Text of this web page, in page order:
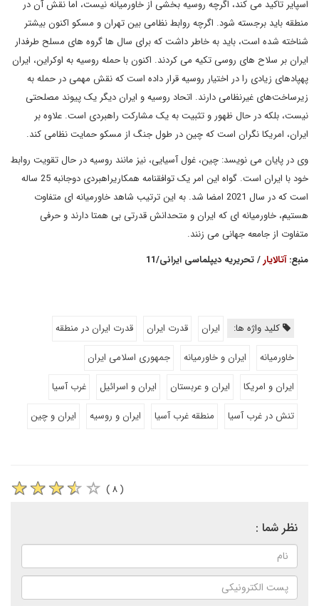
اسپایر تاکید می کند، اگرچه روسیه بخشی از خاورمیانه نیست، اما نقش آن در
منطقه باید برجسته شود. اگرچه روابط نظامی بین تهران و مسکو اکنون بیشتر
شناخته شده است، باید به خاطر داشت که برای سال ها گروه های مسلح طرفدار
ایران بر سلاح های روسی تکیه می کردند. اکنون با حمله روسیه به اوکراین، ایران
پهپادهای زیادی را در اختیار روسیه قرار داده است که نقش مهمی در حمله به
زیرساخت‌های غیرنظامی دارند. اتحاد روسیه و ایران دیگر یک پیوند مصلحتی
نیست، بلکه در حال ظهور و تثبیت به یک مشارکت راهبردی است. علاوه بر
ایران، امریکا نگران است که چین در طول جنگ از مسکو حمایت نظامی کند.
وی در پایان می نویسد: چین، غول آسیایی، نیز مانند روسیه در حال تقویت روابط
خود با ایران است. گواه این امر یک توافقنامه همکاریراهبردی دوجانبه 25 ساله
است که در سال 2021 امضا شد. به این ترتیب شاهد خاورمیانه ای متفاوت
هستیم، خاورمیانه ای که ایران و متحدانش قدرتی بی همتا دارند و حرفی
متفاوت از جامعه جهانی می زنند.
منبع:آتالایار/ تحریریه دیپلماسی ایرانی/11
کلید واژه ها: ایران قدرت ایران
قدرت ایران در منطقه
خاورمیانه
ایران و خاورمیانه
جمهوری اسلامی ایران
ایران و امریکا
ایران و عربستان ایران و اسرائیل
غرب آسیا
تنش در غرب آسیا
منطقه غرب آسیا ایران و روسیه ایران و چین
( ۸ )
نظر شما :